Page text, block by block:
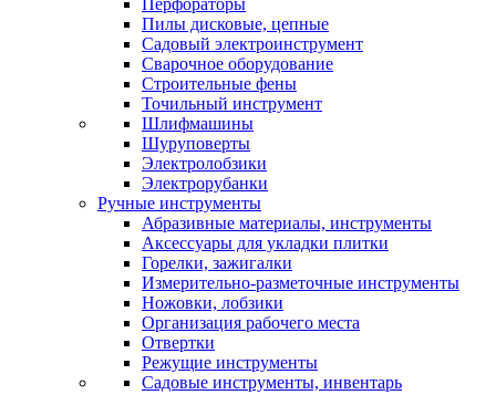
Пилы дисковые, цепные
Садовый электроинструмент
Сварочное оборудование
Строительные фены
Точильный инструмент
Шлифмашины
Шуруповерты
Электролобзики
Электрорубанки
Ручные инструменты
Абразивные материалы, инструменты
Аксессуары для укладки плитки
Горелки, зажигалки
Измерительно-разметочные инструменты
Ножовки, лобзики
Организация рабочего места
Отвертки
Режущие инструменты
Садовые инструменты, инвентарь